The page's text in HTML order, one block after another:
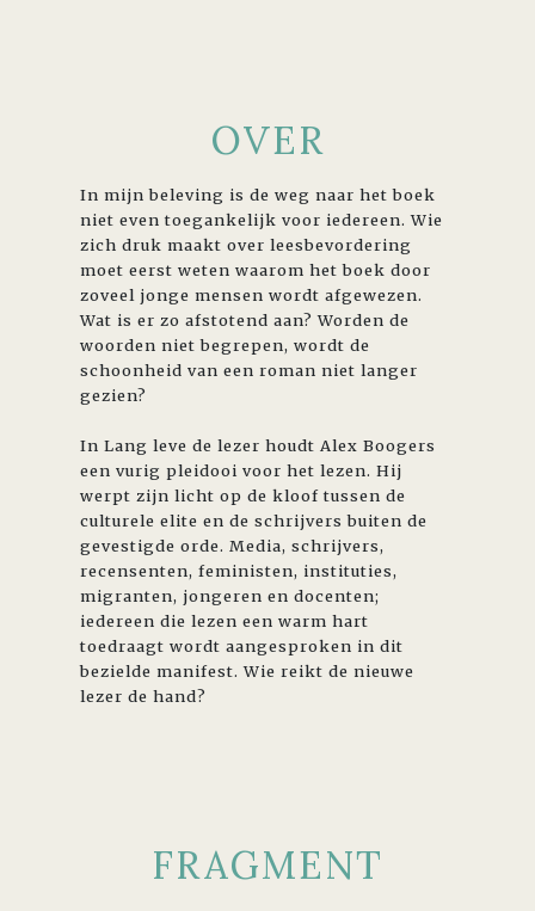
OVER
In mijn beleving is de weg naar het boek
niet even toegankelijk voor iedereen. Wie
zich druk maakt over leesbevordering
moet eerst weten waarom het boek door
zoveel jonge mensen wordt afgewezen.
Wat is er zo afstotend aan? Worden de
woorden niet begrepen, wordt de
schoonheid van een roman niet langer
gezien?
In Lang leve de lezer houdt Alex Boogers
een vurig pleidooi voor het lezen. Hij
werpt zijn licht op de kloof tussen de
culturele elite en de schrijvers buiten de
gevestigde orde. Media, schrijvers,
recensenten, feministen, instituties,
migranten, jongeren en docenten;
iedereen die lezen een warm hart
toedraagt wordt aangesproken in dit
bezielde manifest. Wie reikt de nieuwe
lezer de hand?
FRAGMENT